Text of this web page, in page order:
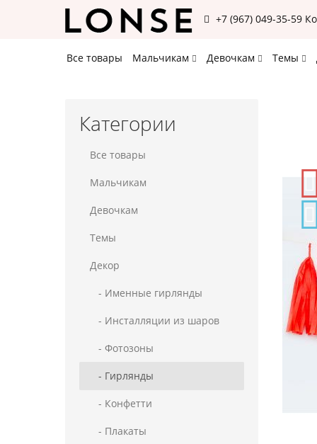
+7 (967) 049-35-59
Все товары Мальчикам Девочкам Темы
Категории
Все товары
Мальчикам
Девочкам
Темы
Декор
- Именные гирлянды
- Инсталляции из шаров
- Фотозоны
- Гирлянды
- Конфетти
- Плакаты